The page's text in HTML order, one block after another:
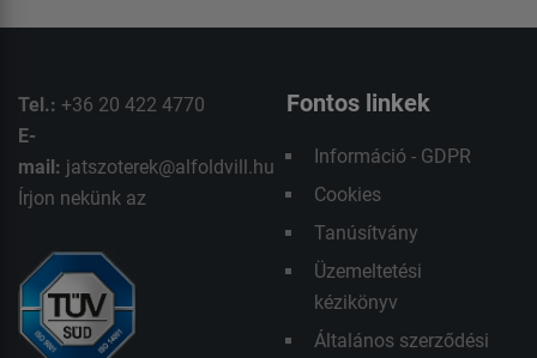
Tel.: +36 20 422 4770
E-
mail: jatszoterek@alfoldvill.hu
Írjon nekünk az
Fontos linkek
Információ - GDPR
Cookies
Tanúsítvány
Üzemeltetési
kézikönyv
Általános szerződési